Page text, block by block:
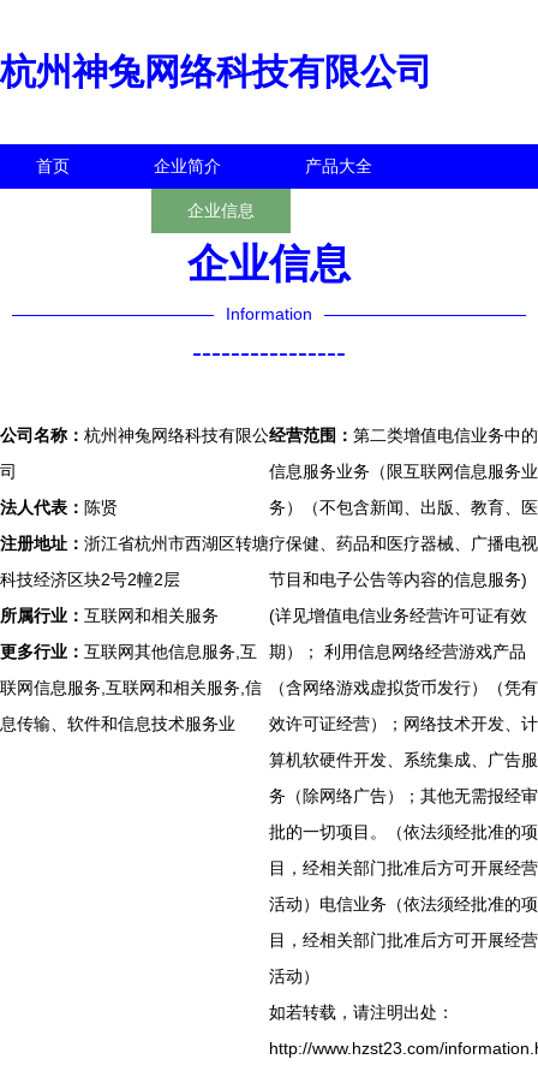
杭州神兔网络科技有限公司
首页 企业简介 产品大全
企业信息
企业信息
Information
----------------
公司名称： 杭州神兔网络科技有限公
司
法人代表： 陈贤
注册地址： 浙江省杭州市西湖区转塘
科技经济区块2号2幢2层
所属行业： 互联网和相关服务
更多行业： 互联网其他信息服务,互
联网信息服务,互联网和相关服务,信
息传输、软件和信息技术服务业
经营范围： 第二类增值电信业务中的
信息服务业务（限互联网信息服务业
务）（不包含新闻、出版、教育、医
疗保健、药品和医疗器械、广播电视
节目和电子公告等内容的信息服务)
(详见增值电信业务经营许可证有效
期）； 利用信息网络经营游戏产品
（含网络游戏虚拟货币发行）（凭有
效许可证经营）；网络技术开发、计
算机软硬件开发、系统集成、广告服
务（除网络广告）；其他无需报经审
批的一切项目。（依法须经批准的项
目，经相关部门批准后方可开展经营
活动）电信业务（依法须经批准的项
目，经相关部门批准后方可开展经营
活动）
如若转载，请注明出处：
http://www.hzst23.com/